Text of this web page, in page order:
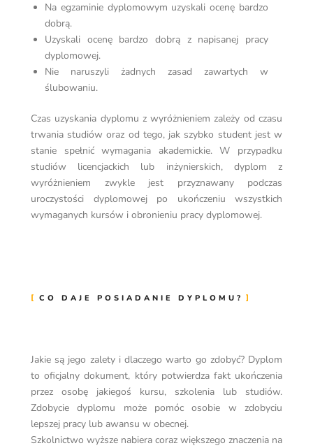
Na egzaminie dyplomowym uzyskali ocenę bardzo
dobrą.
Uzyskali ocenę bardzo dobrą z napisanej pracy
dyplomowej.
Nie naruszyli żadnych zasad zawartych w
ślubowaniu.
Czas uzyskania dyplomu z wyróżnieniem zależy od czasu
trwania studiów oraz od tego, jak szybko student jest w
stanie spełnić wymagania akademickie. W przypadku
studiów licencjackich lub inżynierskich, dyplom z
wyróżnieniem zwykle jest przyznawany podczas
uroczystości dyplomowej po ukończeniu wszystkich
wymaganych kursów i obronieniu pracy dyplomowej.
CO DAJE POSIADANIE DYPLOMU?
Jakie są jego zalety i dlaczego warto go zdobyć? Dyplom
to oficjalny dokument, który potwierdza fakt ukończenia
przez osobę jakiegoś kursu, szkolenia lub studiów.
Zdobycie dyplomu może pomóc osobie w zdobyciu
lepszej pracy lub awansu w obecnej.
Szkolnictwo wyższe nabiera coraz większego znaczenia na